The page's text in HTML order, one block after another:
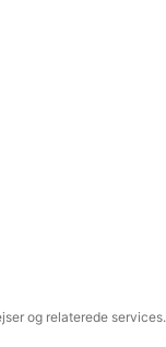
og relaterede services.